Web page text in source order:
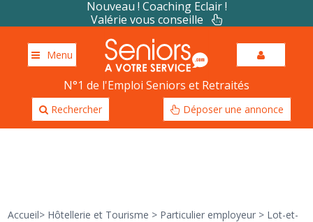
Nouveau ! Coaching Eclair !
Valérie vous conseille
Menu
N°1 de l'Emploi Seniors et Retraités
Rechercher Déposer une annonce
Accueil> Hôtellerie et Tourisme > Particulier employeur > Lot-et-